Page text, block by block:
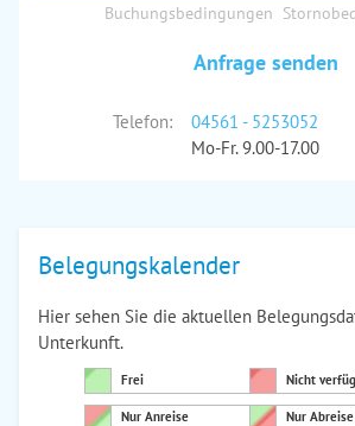
Buchungsbedingungen
Anfrage senden
Telefon:
04561 - 5253052
Mo-Fr. 9.00-17.00
Belegungskalender
Hier sehen Sie die aktuellen
Unterkunft.
Frei Nicht
Nur Anreise Nur Abreise